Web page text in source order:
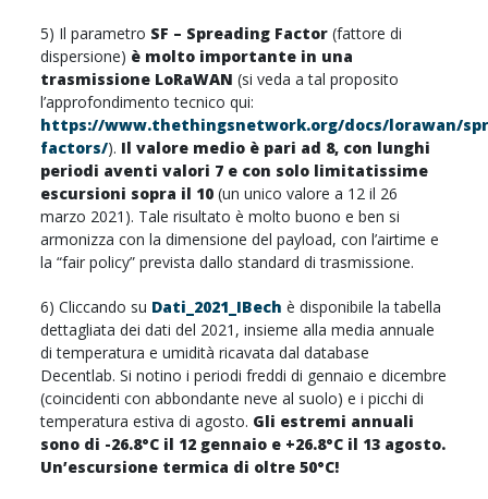
5) Il parametro SF – Spreading Factor (fattore di
dispersione) è molto importante in una
trasmissione LoRaWAN (si veda a tal proposito
l’approfondimento tecnico qui:
https://www.thethingsnetwork.org/docs/lorawan/
factors/). Il valore medio è pari ad 8, con lunghi
periodi aventi valori 7 e con solo limitatissime
escursioni sopra il 10 (un unico valore a 12 il 26
marzo 2021). Tale risultato è molto buono e ben si
armonizza con la dimensione del payload, con l’airtime e
la “fair policy” prevista dallo standard di trasmissione.
6) Cliccando su Dati_2021_IBech è disponibile la tabella
dettagliata dei dati del 2021, insieme alla media annuale
di temperatura e umidità ricavata dal database
Decentlab. Si notino i periodi freddi di gennaio e dicembre
(coincidenti con abbondante neve al suolo) e i picchi di
temperatura estiva di agosto. Gli estremi annuali
sono di -26.8°C il 12 gennaio e +26.8°C il 13 agosto.
Un’escursione termica di oltre 50°C!